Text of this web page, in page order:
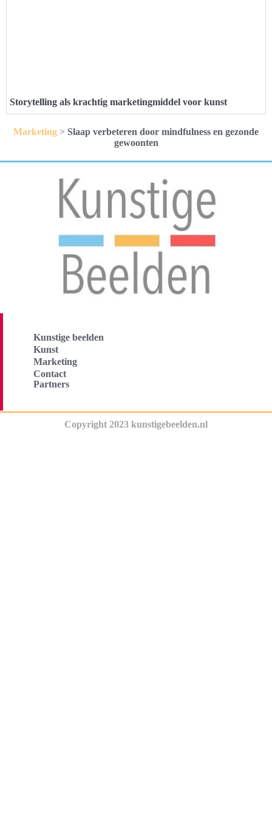
Storytelling als krachtig marketingmiddel voor kunst
Marketing > Slaap verbeteren door mindfulness en gezonde
gewoonten
Kunstige beelden
Kunst
Marketing
Contact
Partners
Copyright 2023 kunstigebeelden.nl